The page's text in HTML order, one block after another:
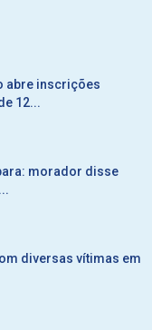
abre inscrições
12...
morador disse
diversas vítimas em